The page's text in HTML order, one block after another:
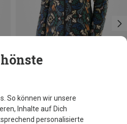
So können wir unsere
Inhalte auf Dich
personalisierte